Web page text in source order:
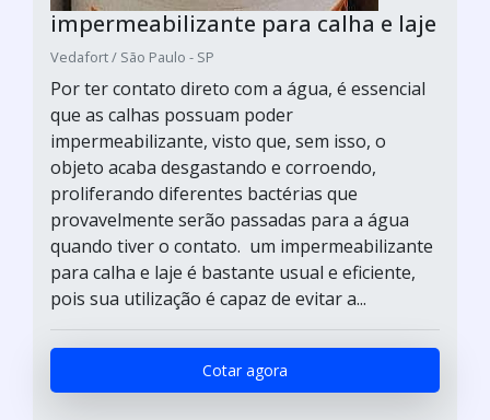
impermeabilizante para calha e laje
Vedafort / São Paulo - SP
Por ter contato direto com a água, é essencial
que as calhas possuam poder
impermeabilizante, visto que, sem isso, o
objeto acaba desgastando e corroendo,
proliferando diferentes bactérias que
provavelmente serão passadas para a água
quando tiver o contato. um impermeabilizante
para calha e laje é bastante usual e eficiente,
pois sua utilização é capaz de evitar a...
Cotar agora